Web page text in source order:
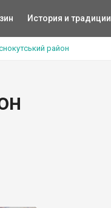
История и традиции
район